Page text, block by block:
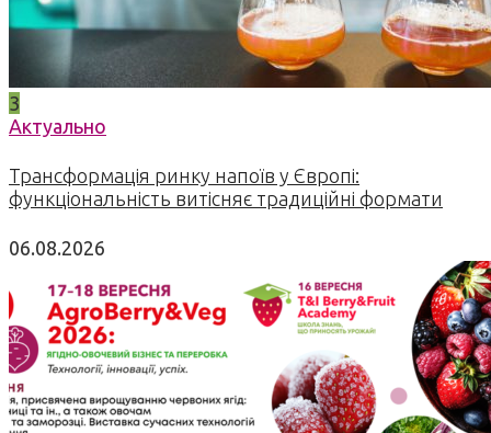
3
Актуально
Трансформація ринку напоїв у Європі:
функціональність витісняє традиційні формати
06.08.2026